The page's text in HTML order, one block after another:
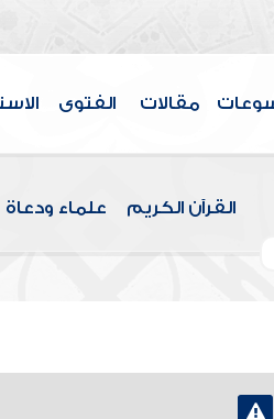
مقالات الفتوى
القرآن الكريم علماء ودعاة